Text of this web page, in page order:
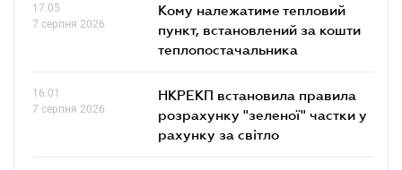
17.05
7 серпня 2026
Кому належатиме тепловий
пункт, встановлений за кошти
теплопостачальника
16.01
7 серпня 2026
НКРЕКП встановила правила
розрахунку "зеленої" частки у
рахунку за світло